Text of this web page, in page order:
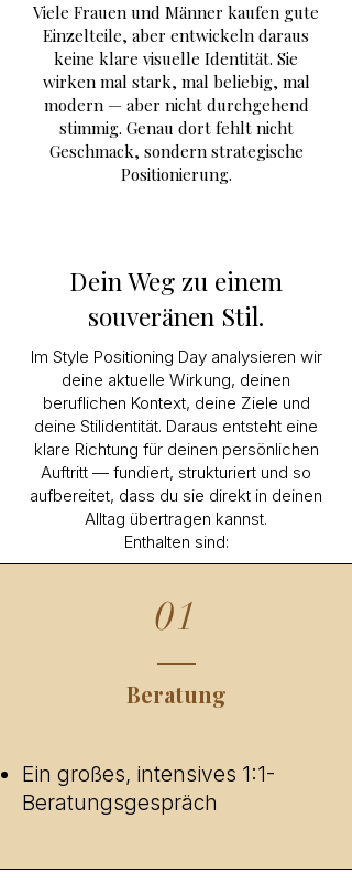
Viele Frauen und Männer kaufen gute
Einzelteile, aber entwickeln daraus
keine klare visuelle Identität. Sie
wirken mal stark, mal beliebig, mal
modern — aber nicht durchgehend
stimmig. Genau dort fehlt nicht
Geschmack, sondern strategische
Positionierung.
Dein Weg zu einem
souveränen Stil.
Im Style Positioning Day analysieren wir
deine aktuelle Wirkung, deinen
beruflichen Kontext, deine Ziele und
deine Stilidentität. Daraus entsteht eine
klare Richtung für deinen persönlichen
Auftritt — fundiert, strukturiert und so
aufbereitet, dass du sie direkt in deinen
Alltag übertragen kannst.
Enthalten sind:
01
Beratung
Ein großes, intensives 1:1-
Beratungsgespräch